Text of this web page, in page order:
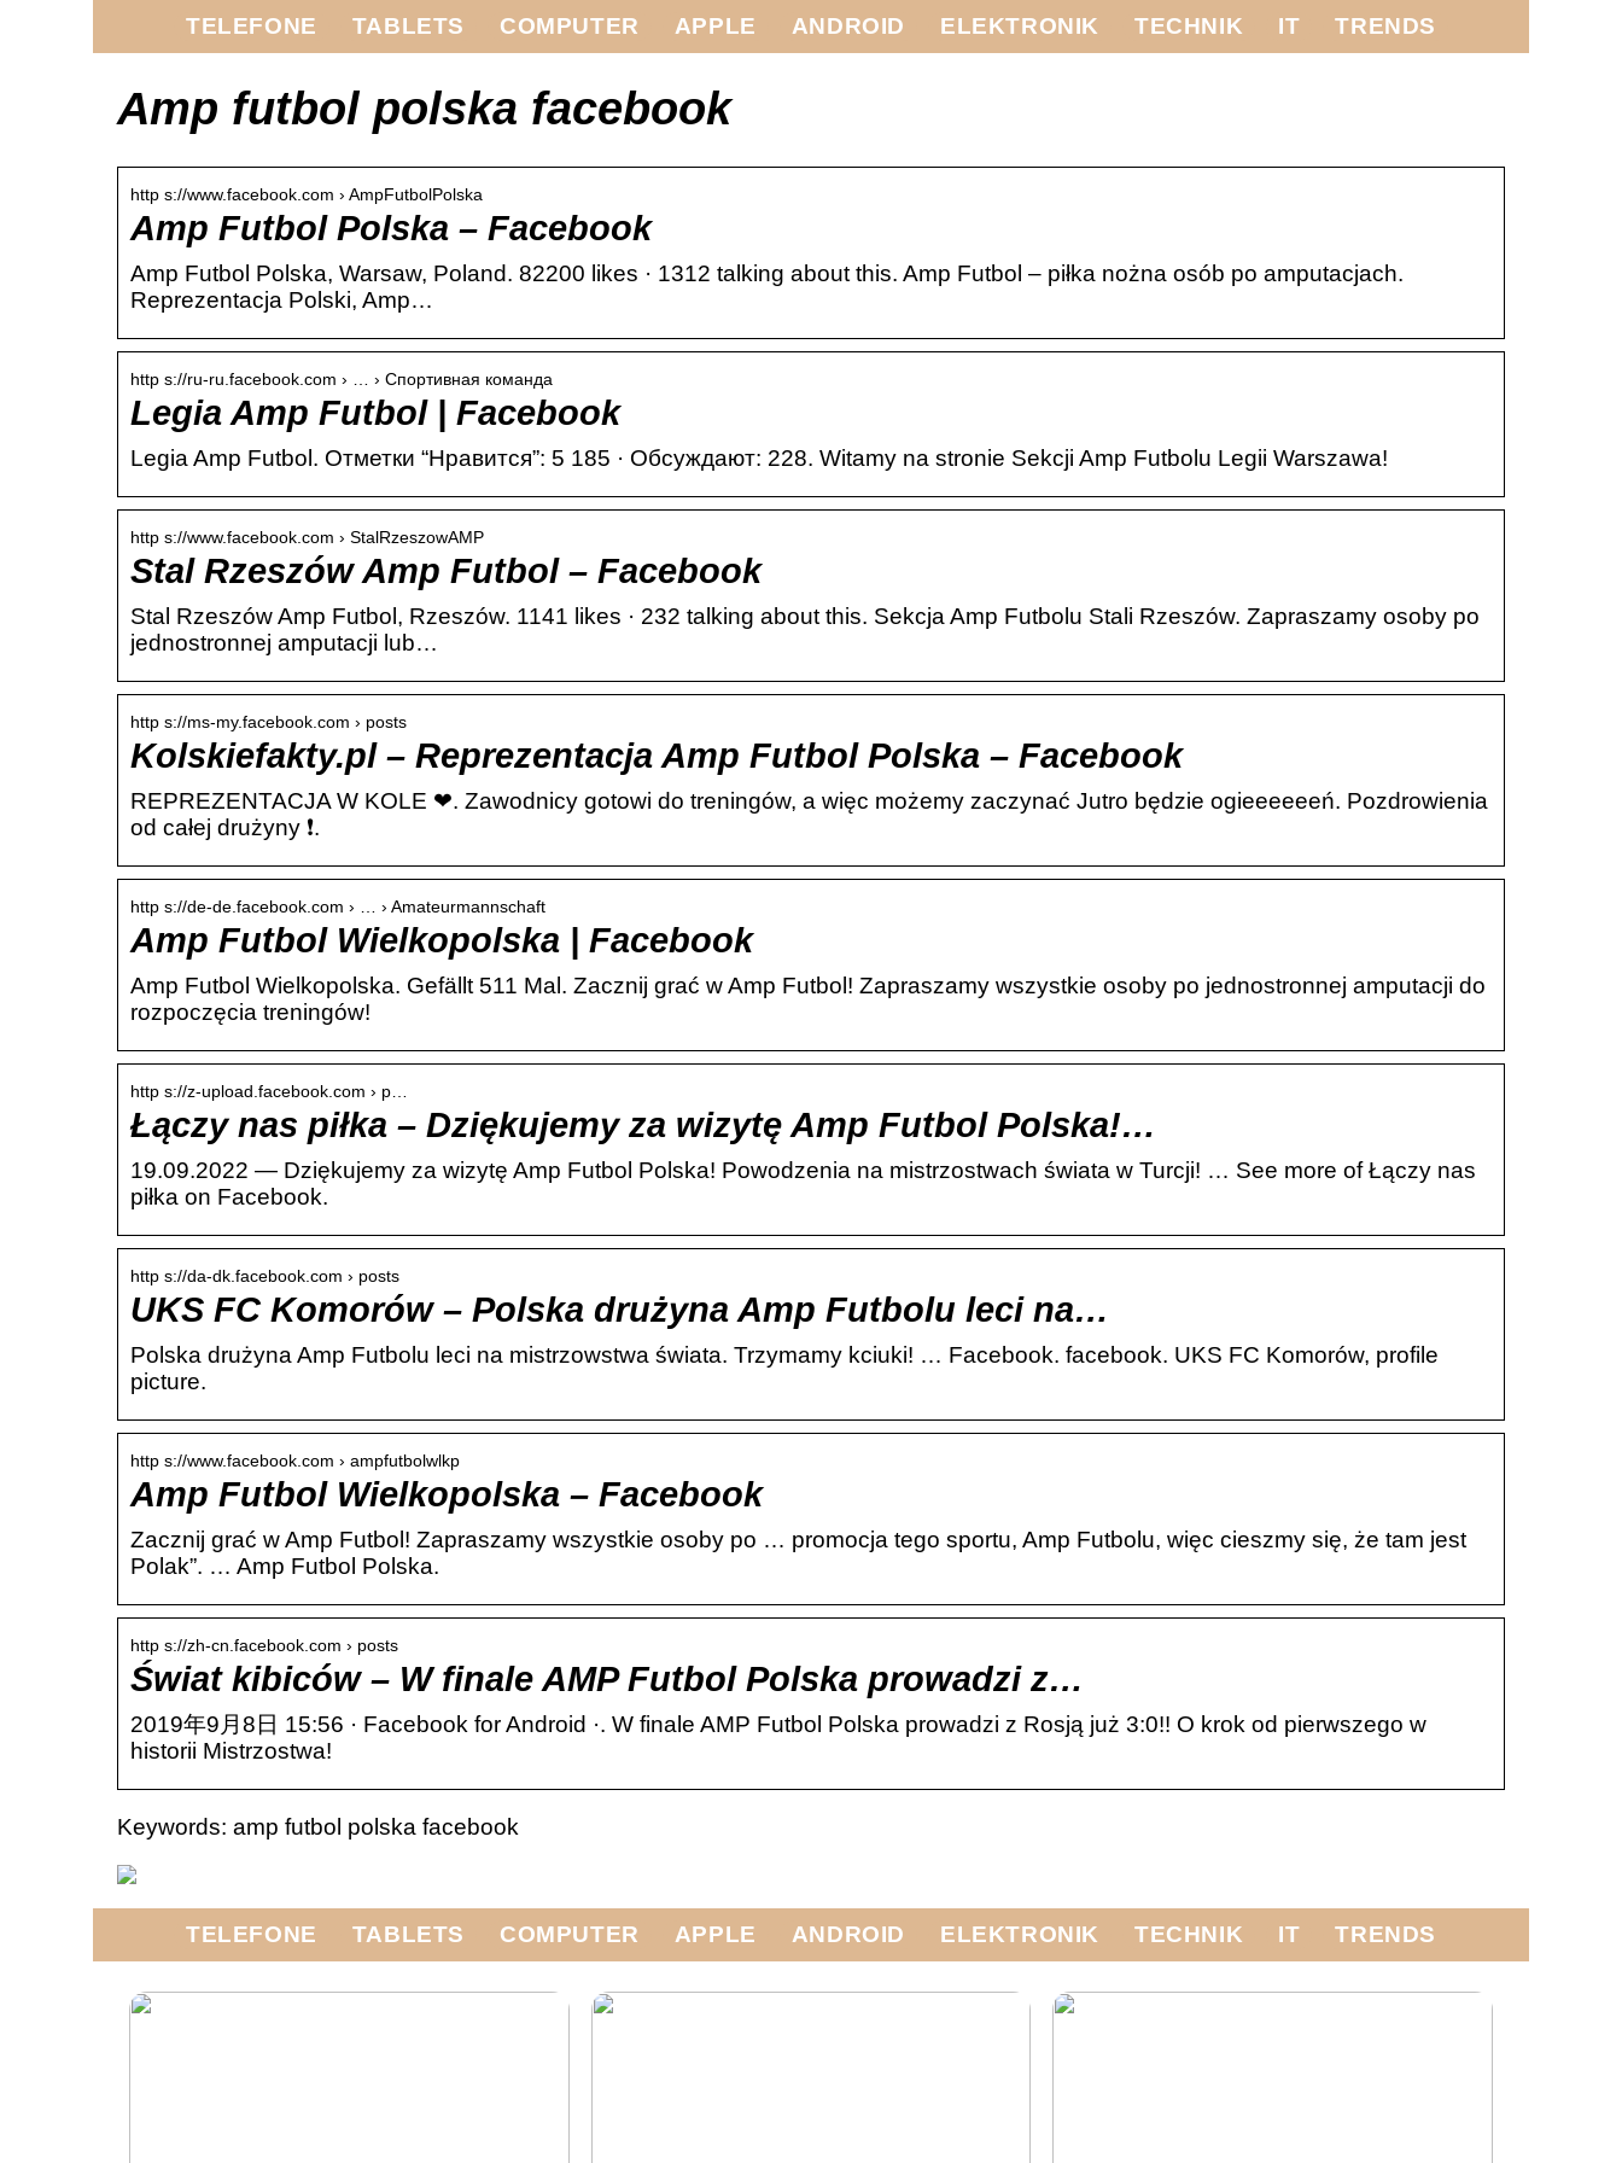
TELEFONE TABLETS COMPUTER APPLE ANDROID ELEKTRONIK TECHNIK IT TRENDS
Amp futbol polska facebook
http s://www.facebook.com › AmpFutbolPolska
Amp Futbol Polska – Facebook
Amp Futbol Polska, Warsaw, Poland. 82200 likes · 1312 talking about this. Amp Futbol – piłka nożna osób po amputacjach.
Reprezentacja Polski, Amp…
http s://ru-ru.facebook.com › … › Спортивная команда
Legia Amp Futbol | Facebook
Legia Amp Futbol. Отметки “Нравится”: 5 185 · Обсуждают: 228. Witamy na stronie Sekcji Amp Futbolu Legii Warszawa!
http s://www.facebook.com › StalRzeszowAMP
Stal Rzeszów Amp Futbol – Facebook
Stal Rzeszów Amp Futbol, Rzeszów. 1141 likes · 232 talking about this. Sekcja Amp Futbolu Stali Rzeszów. Zapraszamy osoby po
jednostronnej amputacji lub…
http s://ms-my.facebook.com › posts
Kolskiefakty.pl – Reprezentacja Amp Futbol Polska – Facebook
REPREZENTACJA W KOLE ❤. Zawodnicy gotowi do treningów, a więc możemy zaczynać Jutro będzie ogieeeeeeń. Pozdrowienia
od całej drużyny ❗.
http s://de-de.facebook.com › … › Amateurmannschaft
Amp Futbol Wielkopolska | Facebook
Amp Futbol Wielkopolska. Gefällt 511 Mal. Zacznij grać w Amp Futbol! Zapraszamy wszystkie osoby po jednostronnej amputacji do
rozpoczęcia treningów!
http s://z-upload.facebook.com › p…
Łączy nas piłka – Dziękujemy za wizytę Amp Futbol Polska!…
19.09.2022 — Dziękujemy za wizytę Amp Futbol Polska! Powodzenia na mistrzostwach świata w Turcji! … See more of Łączy nas
piłka on Facebook.
http s://da-dk.facebook.com › posts
UKS FC Komorów – Polska drużyna Amp Futbolu leci na…
Polska drużyna Amp Futbolu leci na mistrzowstwa świata. Trzymamy kciuki! … Facebook. facebook. UKS FC Komorów, profile
picture.
http s://www.facebook.com › ampfutbolwlkp
Amp Futbol Wielkopolska – Facebook
Zacznij grać w Amp Futbol! Zapraszamy wszystkie osoby po … promocja tego sportu, Amp Futbolu, więc cieszmy się, że tam jest
Polak”. … Amp Futbol Polska.
http s://zh-cn.facebook.com › posts
Świat kibiców – W finale AMP Futbol Polska prowadzi z…
2019年9月8日 15:56 · Facebook for Android ·. W finale AMP Futbol Polska prowadzi z Rosją już 3:0!! O krok od pierwszego w
historii Mistrzostwa!
Keywords: amp futbol polska facebook
TELEFONE TABLETS COMPUTER APPLE ANDROID ELEKTRONIK TECHNIK IT TRENDS